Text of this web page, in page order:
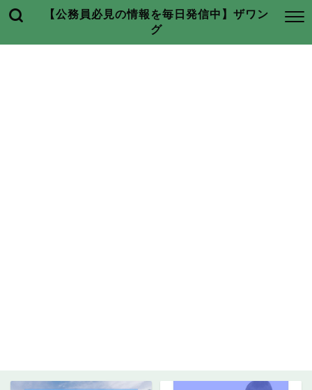
【公務員必見の情報を毎日発信中】ザワン
グ